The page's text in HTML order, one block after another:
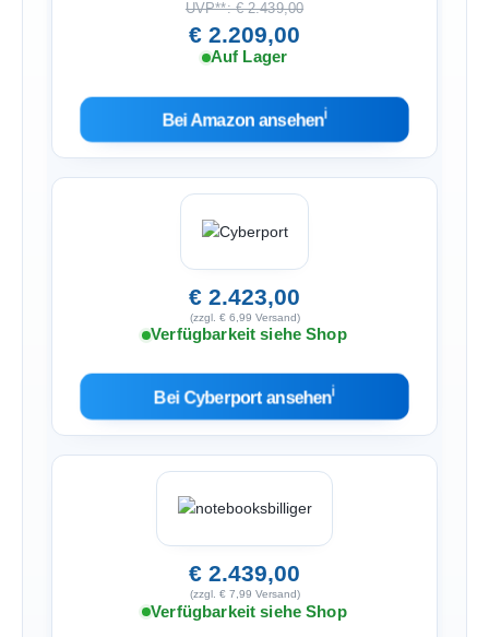
UVP**: € 2.439,00
€ 2.209,00
Auf Lager
Bei Amazon ansehenℹ︎
€ 2.423,00
(zzgl. € 6,99 Versand)
Verfügbarkeit siehe Shop
Bei Cyberport ansehenℹ︎
€ 2.439,00
(zzgl. € 7,99 Versand)
Verfügbarkeit siehe Shop